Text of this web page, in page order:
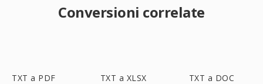
Conversioni correlate
TXT a PDF TXT a XLSX TXT a DOC